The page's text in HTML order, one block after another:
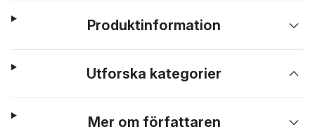
Produktinformation
Utforska kategorier
Mer om författaren